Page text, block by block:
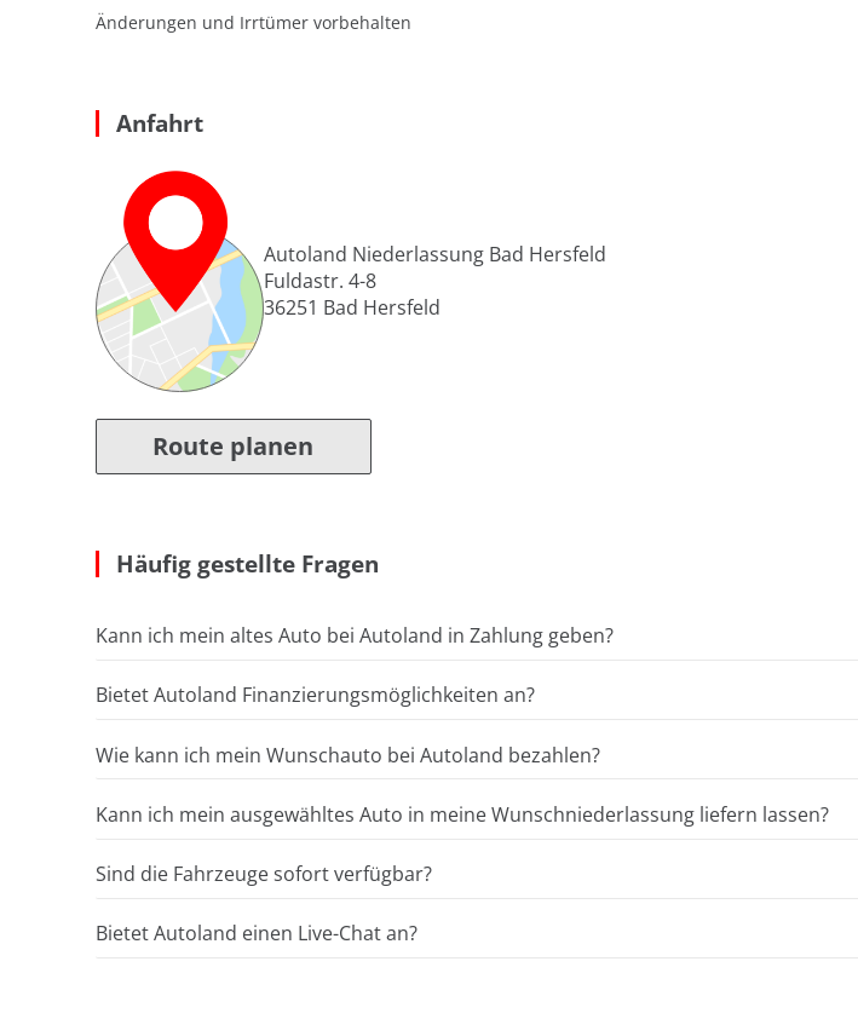
Änderungen und Irrtümer vorbehalten
Anfahrt
Autoland Niederlassung Bad Hersfeld
Fuldastr. 4-8
36251 Bad Hersfeld
Route planen
Häufig gestellte Fragen
Kann ich mein altes Auto bei Autoland in Zahlung geben?
Bietet Autoland Finanzierungsmöglichkeiten an?
Wie kann ich mein Wunschauto bei Autoland bezahlen?
Kann ich mein ausgewähltes Auto in meine Wunschniederlassung liefern lassen?
Sind die Fahrzeuge sofort verfügbar?
Bietet Autoland einen Live-Chat an?